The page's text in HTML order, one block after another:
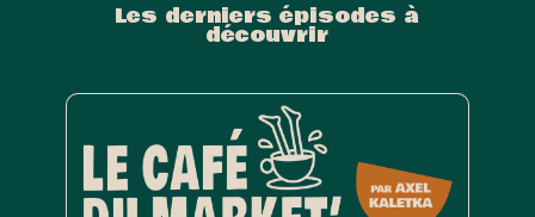
Les derniers épisodes à
découvrir